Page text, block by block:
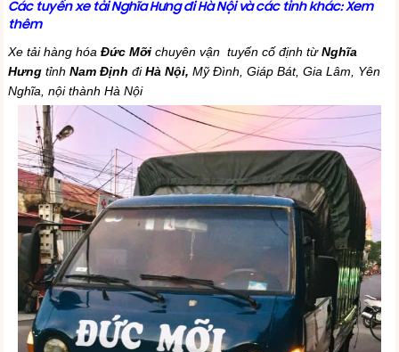
Các tuyến xe tải Nghĩa Hưng đi Hà Nội và các tỉnh khác:Xem
thêm
Xe tải hàng hóa Đức Mỡichuyên vận tuyến cố định từNghĩa
Hưngtỉnh Nam Định điHà Nội, Mỹ Đình, Giáp Bát, Gia Lâm, Yên
Nghĩa, nội thành Hà Nội